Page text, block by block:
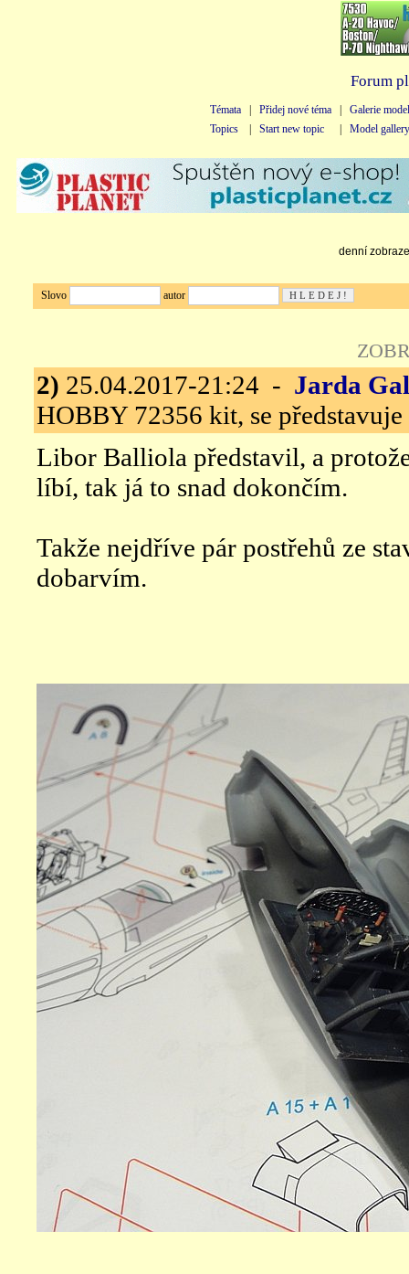
Forum
Témata Přidej nové téma
Galerie
Topics
Start new topic Model gallery
denní
Slovo autor
2) 25.04.2017-21:24 - Jarda
HOBBY 72356 kit, se představuje
Libor Balliola představil, a
líbí, tak já to snad dokončím.
Takže nejdříve pár postřehů ze
dobarvím.